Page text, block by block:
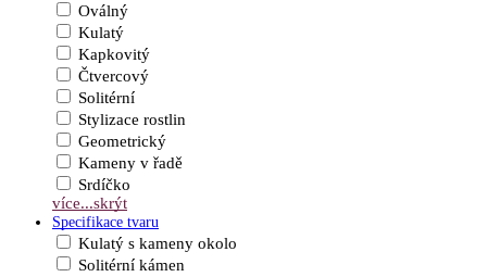
Oválný
Kulatý
Kapkovitý
Čtvercový
Solitérní
Stylizace rostlin
Geometrický
Kameny v řadě
Srdíčko
více...skrýt
Specifikace tvaru
Kulatý s kameny okolo
Solitérní kámen